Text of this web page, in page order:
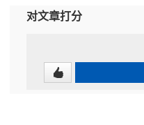
对文章打分